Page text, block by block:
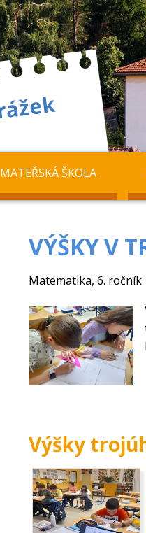
MATEŘSKÁ ŠKOLA
VÝŠKY V
Matematika, 6. ročník
Výšky